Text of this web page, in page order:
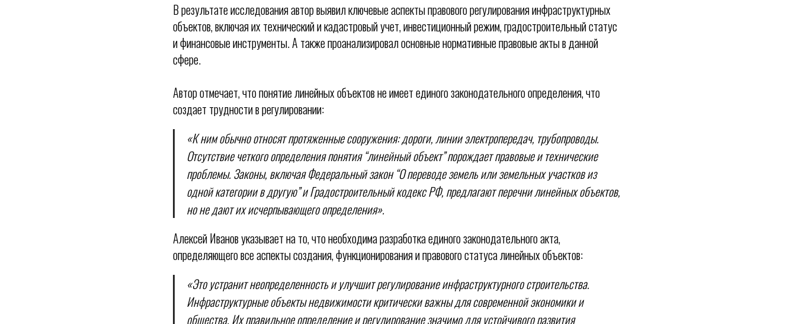
В результате исследования автор выявил ключевые аспекты правового регулирования инфраструктурных
объектов, включая их технический и кадастровый учет, инвестиционный режим, градостроительный статус
и финансовые инструменты. А также проанализировал основные нормативные правовые акты в данной
сфере.
Автор отмечает, что понятие линейных объектов не имеет единого законодательного определения, что
создает трудности в регулировании:
«К ним обычно относят протяженные сооружения: дороги, линии электропередач, трубопроводы.
Отсутствие четкого определения понятия “линейный объект” порождает правовые и технические
проблемы. Законы, включая Федеральный закон “О переводе земель или земельных участков из
одной категории в другую” и Градостроительный кодекс РФ, предлагают перечни линейных объектов,
но не дают их исчерпывающего определения».
Алексей Иванов указывает на то, что необходима разработка единого законодательного акта,
определяющего все аспекты создания, функционирования и правового статуса линейных объектов:
«Это устранит неопределенность и улучшит регулирование инфраструктурного строительства.
Инфраструктурные объекты недвижимости критически важны для современной экономики и
общества. Их правильное определение и регулирование значимо для устойчивого развития